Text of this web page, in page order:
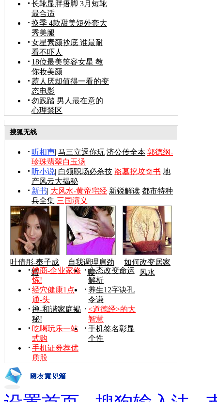
长靴显胖捂脚 3月短靴
最合适
换季 4款甜美短外套大
秀美腿
女星素颜抄底 谁最耐
看不吓人
18位最美笑容女星 教
你妆美颜
惹人厌却值得一看的变
态电影
勿践踏 男人最在意的
心理禁区
搜狐无线
听相声| 马三立逗你玩 济公传全本 郭德纲-
珍珠翡翠白玉汤
听小说| 白领职场必杀技 盗墓挖坟奇书 地
产风云大揭秘
新书| 大风水-黄帝宅经 新锐解读 都市特种
兵全集 三国演义
叶倩彤-奉子成
婚
自我调理肩劲
腰
如何改变居家
风水
禅商-企业家修
炼!
心态改变命运
解析
经穴健康1点
通-头
养生12字诀孔
令谦
禅-和谐家庭揭
秘!
<道德经>的大
智慧
吃喝玩乐一站
式购
手机签名彰显
个性
手机证券荐优
质股